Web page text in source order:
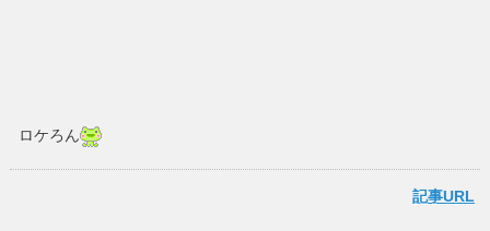
ロケろん
記事URL